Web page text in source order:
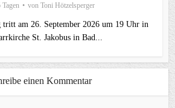
von Toni Hötzelsperger
am 26. September 2026 um 19 Uhr in
St. Jakobus in Bad...
einen Kommentar